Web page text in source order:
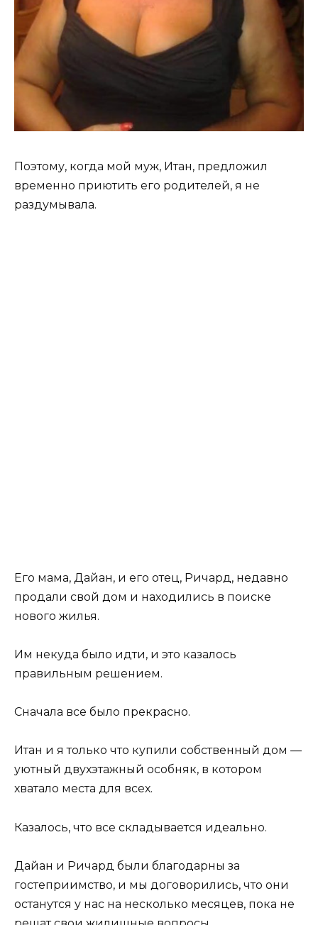
Поэтому, когда мой муж, Итан, предложил
временно приютить его родителей, я не
раздумывала.
Его мама, Дайан, и его отец, Ричард, недавно
продали свой дом и находились в поиске
нового жилья.
Им некуда было идти, и это казалось
правильным решением.
Сначала все было прекрасно.
Итан и я только что купили собственный дом —
уютный двухэтажный особняк, в котором
хватало места для всех.
Казалось, что все складывается идеально.
Дайан и Ричард были благодарны за
гостеприимство, и мы договорились, что они
останутся у нас на несколько месяцев, пока не